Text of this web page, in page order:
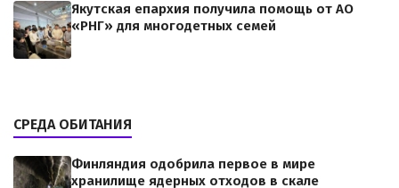
Якутская епархия получила помощь от АО
«РНГ» для многодетных семей
СРЕДА ОБИТАНИЯ
Финляндия одобрила первое в мире
хранилище ядерных отходов в скале